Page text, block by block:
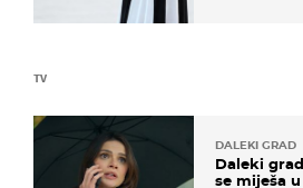
TV
DALEKI GRAD
Daleki
se miješa